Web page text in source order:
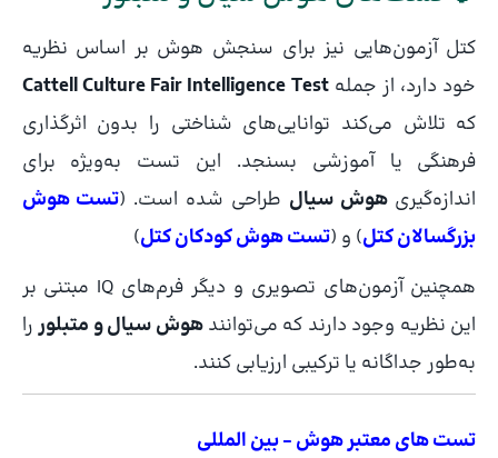
کتل آزمون‌هایی نیز برای سنجش هوش بر اساس نظریه
خود دارد، از جملهCattell Culture Fair Intelligence Test
که تلاش می‌کند توانایی‌های شناختی را بدون اثرگذاری
فرهنگی یا آموزشی بسنجد. این تست به‌ویژه برای
اندازه‌گیریهوش سیال طراحی شده است. (تست هوش
بزرگسالان کتل) و (تست هوش کودکان کتل)
همچنین آزمون‌های تصویری و دیگر فرم‌های IQ مبتنی بر
این نظریه وجود دارند که می‌توانندهوش سیال و متبلوررا
به‌طور جداگانه یا ترکیبی ارزیابی کنند.
تست های معتبر هوش – بین المللی